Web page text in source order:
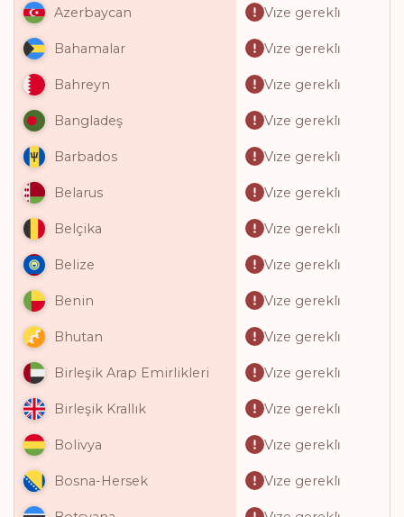
Azerbaycan Vi̇ze gerekli̇
Bahamalar Vi̇ze gerekli̇
Bahreyn Vi̇ze gerekli̇
Bangladeş Vi̇ze gerekli̇
Barbados Vi̇ze gerekli̇
Belarus Vi̇ze gerekli̇
Belçika Vi̇ze gerekli̇
Belize Vi̇ze gerekli̇
Benin Vi̇ze gerekli̇
Bhutan Vi̇ze gerekli̇
Birleşik Arap Emirlikleri Vi̇ze gerekli̇
Birleşik Krallık Vi̇ze gerekli̇
Bolivya Vi̇ze gerekli̇
Bosna-Hersek Vi̇ze gerekli̇